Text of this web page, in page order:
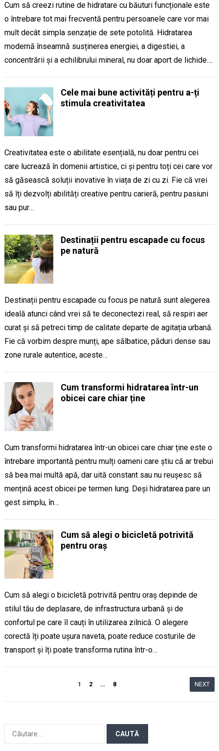
Cum să creezi rutine de hidratare cu băuturi funcționale este
o întrebare tot mai frecventă pentru persoanele care vor mai
mult decât simpla senzație de sete potolită. Hidratarea
modernă înseamnă susținerea energiei, a digestiei, a
concentrării și a echilibrului mineral, nu doar aport de lichide….
Cele mai bune activități pentru a-ți
stimula creativitatea
Creativitatea este o abilitate esențială, nu doar pentru cei
care lucrează în domenii artistice, ci și pentru toți cei care vor
să găsească soluții inovative în viața de zi cu zi. Fie că vrei
să îți dezvolți abilități creative pentru carieră, pentru pasiuni
sau pur…
Destinații pentru escapade cu focus
pe natură
Destinații pentru escapade cu focus pe natură sunt alegerea
ideală atunci când vrei să te deconectezi real, să respiri aer
curat și să petreci timp de calitate departe de agitația urbană.
Fie că vorbim despre munți, ape sălbatice, păduri dense sau
zone rurale autentice, aceste…
Cum transformi hidratarea într-un
obicei care chiar ține
Cum transformi hidratarea într-un obicei care chiar ține este o
întrebare importantă pentru mulți oameni care știu că ar trebui
să bea mai multă apă, dar uită constant sau nu reușesc să
mențină acest obicei pe termen lung. Deși hidratarea pare un
gest simplu, în…
Cum să alegi o bicicletă potrivită
pentru oraș
Cum să alegi o bicicletă potrivită pentru oraș depinde de
stilul tău de deplasare, de infrastructura urbană și de
confortul pe care îl cauți în utilizarea zilnică. O alegere
corectă îți poate ușura naveta, poate reduce costurile de
transport și îți poate transforma rutina într-o…
1 2 … 8 NEXT
Caută
după: